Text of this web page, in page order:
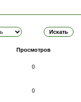
Просмотров
0
0